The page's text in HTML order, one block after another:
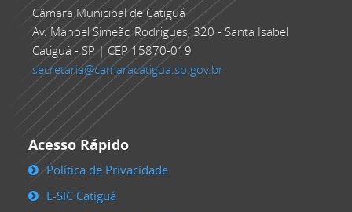
Câmara Municipal de Catiguá
Av. Manoel Simeão Rodrigues, 320 - Santa Isabel
Catiguá - SP | CEP 15870-019
secretaria@camaracatigua.sp.gov.br
Acesso Rápido
Política de Privacidade
E-SIC Catiguá